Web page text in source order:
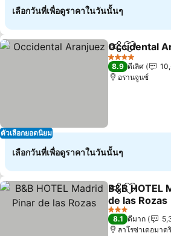
เลือกวันที่เพื่อดูราคาในวันนั้นๆ
ตัวเลือกยอดนิยม
แชร์ เพิ่มในรา
Occidental
4 ดาว
8.9 ดีเลิศ
อรานจูนซ์
เลือกวันที่เพื่อดูราคาในวันนั้นๆ
แชร์ เพิ่มในรา
B&B HOTEL
de las Rozas
3 ดาว
8.1 ดีมาก
ลาโรซ่าเดอมาด